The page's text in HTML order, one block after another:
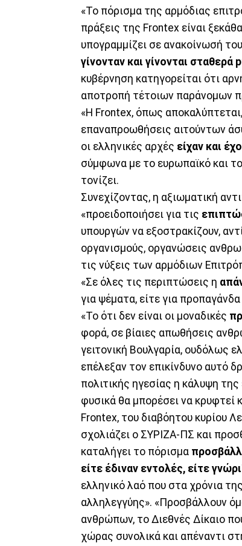
«Το πόρισμα της αρμόδιας
πράξεις της Frontex είναι
υπογραμμίζει σε ανακοίνωσή
γίνονταν και γίνονται σταθερά
κυβέρνηση κατηγορείται ότι
αποτροπή τέτοιων παράνομων
«Η Frontex, όπως αποκαλύπτεται,
επαναπροωθήσεις αιτούντων
οι ελληνικές αρχές είχαν και
σύμφωνα με το ευρωπαϊκό και
τονίζει.
Συνεχίζοντας, η αξιωματική
«προειδοποιήσει για τις
υπουργών να εξοστρακίζουν,
οργανισμούς, οργανώσεις
τις νύξεις των αρμόδιων
«Σε όλες τις περιπτώσεις η
για ψέματα, είτε για
«Το ότι δεν είναι οι μοναδικές
φορά, σε βίαιες απωθήσεις
γειτονική Βουλγαρία, ουδόλως
επέλεξαν τον επικίνδυνο αυτό
πολιτικής ηγεσίας η κάλυψη
φυσικά θα μπορέσει να κρυφτεί
Frontex, του διαβόητου κυρίου
σχολιάζει ο ΣΥΡΙΖΑ-ΠΣ και
καταλήγει το πόρισμα
είτε έδιναν εντολές, είτε
ελληνικό λαό που στα χρόνια
αλληλεγγύης». «Προσβάλλουν
ανθρώπων, το Διεθνές Δίκαιο
χώρας συνολικά και απέναντι